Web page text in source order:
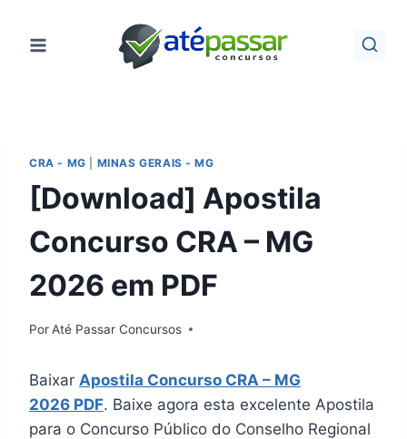
para
CRA - MG MINAS GERAIS - MG
[Download] Apostila
Concurso CRA – MG
2026 em PDF
PorAté Passar Concursos
Baixar Apostila Concurso CRA – MG
2026 PDF. Baixe agora esta excelente Apostila
para o Concurso Público do Conselho Regional